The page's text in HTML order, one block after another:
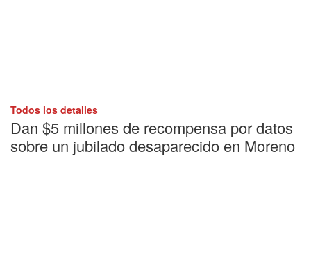
Todos los detalles
Dan $5 millones de recompensa por datos
sobre un jubilado desaparecido en Moreno